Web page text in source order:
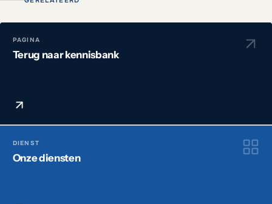
PAGINA
Terug naar kennisbank
DIENST
Onze diensten